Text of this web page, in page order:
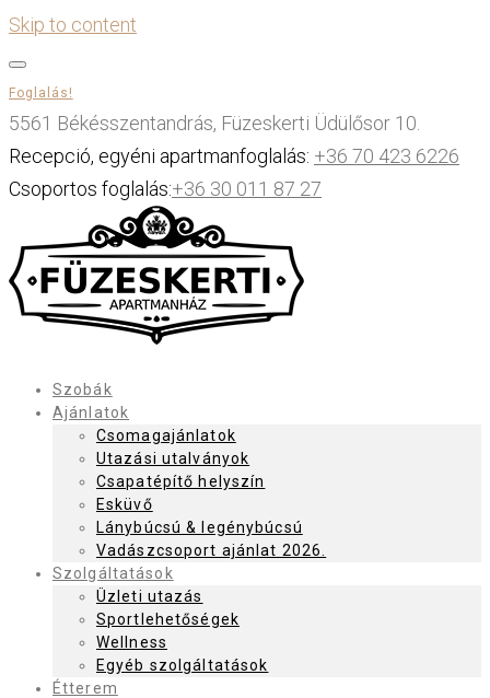
Skip to content
Foglalás!
5561 Békésszentandrás, Füzeskerti Üdülősor 10.
Recepció, egyéni apartmanfoglalás: +36 70 423 6226
Csoportos foglalás:+36 30 011 87 27
Szobák
Ajánlatok
Csomagajánlatok
Utazási utalványok
Csapatépítő helyszín
Esküvő
Lánybúcsú & legénybúcsú
Vadászcsoport ajánlat 2026.
Szolgáltatások
Üzleti utazás
Sportlehetőségek
Wellness
Egyéb szolgáltatások
Étterem